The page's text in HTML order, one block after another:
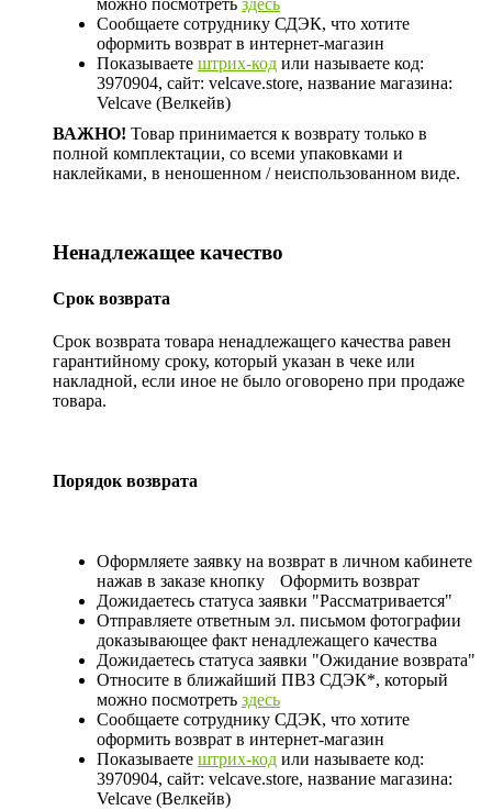
Сообщаете сотруднику СДЭК, что хотите
оформить возврат в интернет-магазин
Показываете штрих-код или называете код:
3970904, сайт: velcave.store, название магазина:
Velcave (Велкейв)
ВАЖНО! Товар принимается к возврату только в
полной комплектации, со всеми упаковками и
наклейками, в неношенном / неиспользованном виде.
Ненадлежащее качество
Срок возврата
Срок возврата товара ненадлежащего качества равен
гарантийному сроку, который указан в чеке или
накладной, если иное не было оговорено при продаже
товара.
Порядок возврата
Оформляете заявку на возврат в личном кабинете
нажав в заказе кнопку
Оформить возврат
Дожидаетесь статуса заявки "Рассматривается"
Отправляете ответным эл. письмом фотографии
доказывающее факт ненадлежащего качества
Дожидаетесь статуса заявки "Ожидание возврата"
Относите в ближайший ПВЗ СДЭК*, который
можно посмотреть здесь
Сообщаете сотруднику СДЭК, что хотите
оформить возврат в интернет-магазин
Показываете штрих-код или называете код:
3970904, сайт: velcave.store, название магазина:
Velcave (Велкейв)